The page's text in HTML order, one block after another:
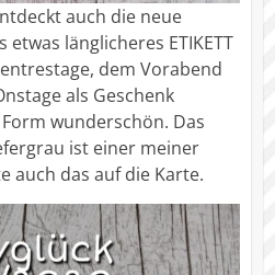
auch die neue
etwas länglicheres ETIKETT
dem Vorabend
als Geschenk
wunderschön. Das
ist einer meiner
auch das auf die Karte.